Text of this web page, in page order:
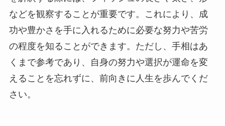
などを観察することが重要です。これにより、成
功や豊かさを手に入れるために必要な努力や苦労
の程度を知ることができます。ただし、手相はあ
くまで参考であり、自身の努力や選択が運命を変
えることを忘れずに、前向きに人生を歩んでくだ
さい。